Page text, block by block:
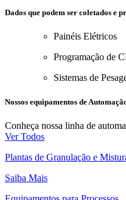
Dados que podem ser coletados e
Painéis Elétricos
Programação de
Sistemas de
Nossos equipamentos de
Conheça nossa linha de
Ver Todos
Plantas de Granulação e
Saiba Mais